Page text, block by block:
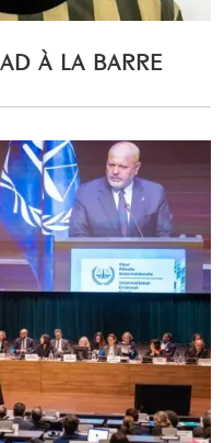
À LA BARRE